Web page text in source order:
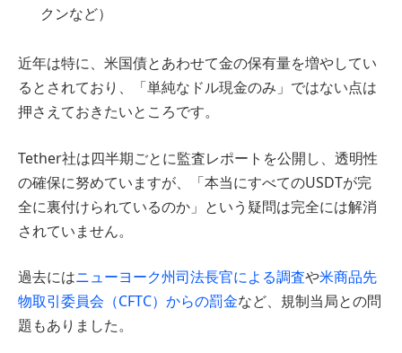
クンなど）
近年は特に、米国債とあわせて金の保有量を増やしてい
るとされており、「単純なドル現金のみ」ではない点は
押さえておきたいところです。
Tether社は四半期ごとに監査レポートを公開し、透明性
の確保に努めていますが、「本当にすべてのUSDTが完
全に裏付けられているのか」という疑問は完全には解消
されていません。
過去にはニューヨーク州司法長官による調査や米商品先
物取引委員会（CFTC）からの罰金など、規制当局との問
題もありました。